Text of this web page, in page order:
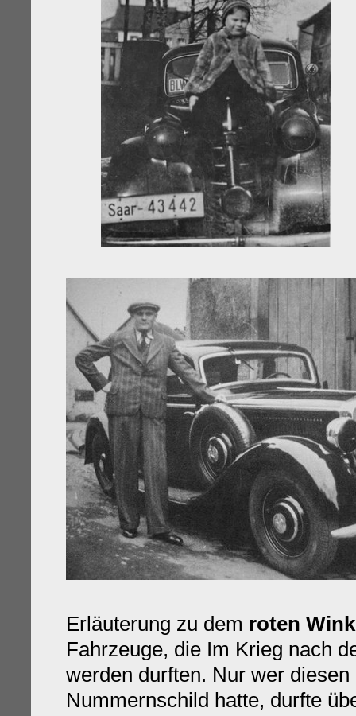
Erläuterung zu dem roten
Fahrzeuge, die Im Krieg nach
werden durften. Nur wer
Nummernschild hatte, durfte